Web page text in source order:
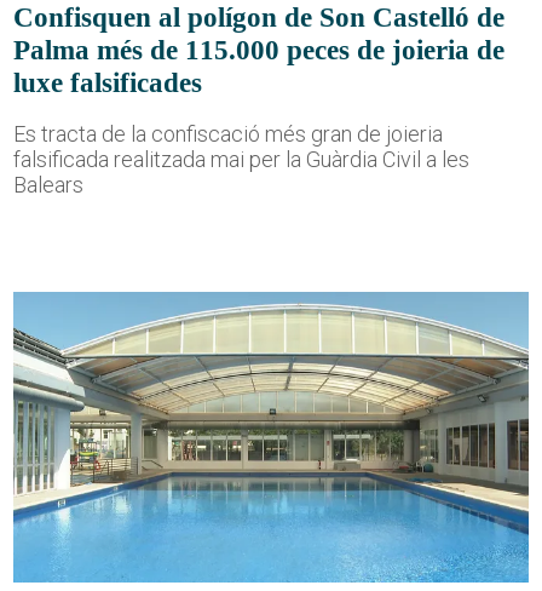
Confisquen al polígon de Son Castelló de
Palma més de 115.000 peces de joieria de
luxe falsificades
Es tracta de la confiscació més gran de joieria
falsificada realitzada mai per la Guàrdia Civil a les
Balears